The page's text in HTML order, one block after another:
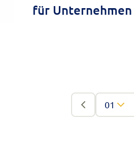
für Unternehmen